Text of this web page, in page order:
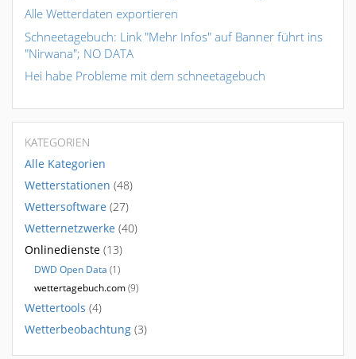
Alle Wetterdaten exportieren
Schneetagebuch: Link "Mehr Infos" auf Banner führt ins
"Nirwana"; NO DATA
Hei habe Probleme mit dem schneetagebuch
KATEGORIEN
Alle Kategorien
Wetterstationen (48)
Wettersoftware (27)
Wetternetzwerke (40)
Onlinedienste (13)
DWD Open Data (1)
wettertagebuch.com(9)
Wettertools (4)
Wetterbeobachtung (3)